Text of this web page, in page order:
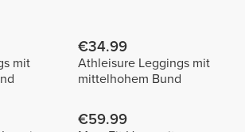
mit
€34.99
Athleisure Leggings mit
mittelhohem Bund
€59.99